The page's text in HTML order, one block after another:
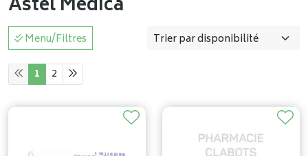
Menu/Filtres
1 2